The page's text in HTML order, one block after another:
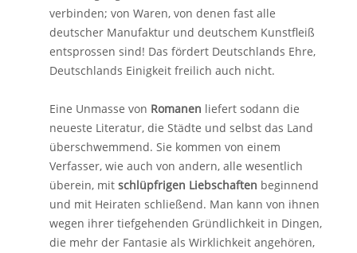
verbinden; von Waren, von denen fast alle
deutscher Manufaktur und deutschem Kunstfleiß
entsprossen sind! Das fördert Deutschlands Ehre,
Deutschlands Einigkeit freilich auch nicht.
Eine Unmasse von Romanen liefert sodann die
neueste Literatur, die Städte und selbst das Land
überschwemmend. Sie kommen von einem
Verfasser, wie auch von andern, alle wesentlich
überein, mit schlüpfrigen Liebschaften beginnend
und mit Heiraten schließend. Man kann von ihnen
wegen ihrer tiefgehenden Gründlichkeit in Dingen,
die mehr der Fantasie als Wirklichkeit angehören,